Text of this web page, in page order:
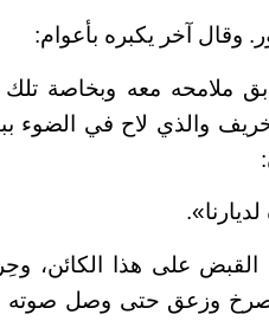
وقال آخر يكبره بأعوام:
ملامحه معه وبخاصة تلك
والذي لاح في
على هذا الكائن،
صرخ وزعق حتى وصل صوته